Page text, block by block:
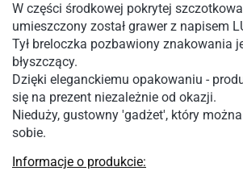
W części środkowej pokrytej
umieszczony został grawer z napisem
Tył breloczka pozbawiony znakowania
błyszczący.
Dzięki eleganckiemu opakowaniu -
się na prezent niezależnie od okazji.
Nieduży, gustowny 'gadżet', który
sobie.
Informacje o produkcie: